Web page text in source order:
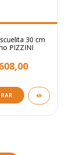
30 cm
PIZZINI